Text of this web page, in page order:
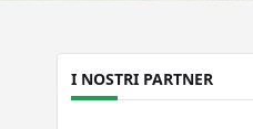
I NOSTRI PARTNER